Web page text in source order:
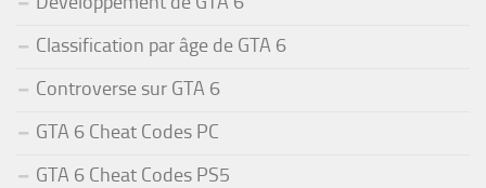
Classification par âge de GTA 6
Controverse sur GTA 6
GTA 6 Cheat Codes PC
GTA 6 Cheat Codes PS5